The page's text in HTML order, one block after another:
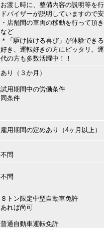
お渡し時に、整備内容の説明等を
ドバイザーが説明していますので安
・店舗間の車両の移動を行って頂き
など
＊「駆け抜ける喜び」が体験でき
好き、運転好きの方にピッタリ。
代の方も多数活躍中！！
あり（３か月）
試用期間中の労働条件
同条件
雇用期間の定めあり（4ヶ月以上）
不問
不問
８トン限定中型自動車免許
あれば尚可
普通自動車運転免許